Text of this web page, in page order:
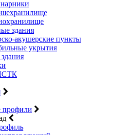
здания
акушерские пункты
укрытия
профили